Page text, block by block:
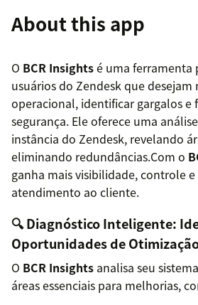
About this app
O BCR Insightsé uma ferramenta
usuários do Zendesk que
operacional, identificar gargalos e
segurança. Ele oferece uma
instância do Zendesk, revelando
eliminando redundâncias.Com o
ganha mais visibilidade, controle
atendimento ao cliente.
🔍 Diagnóstico Inteligente:
Oportunidades de
O BCR Insights analisa seu
áreas essenciais para melhorias,